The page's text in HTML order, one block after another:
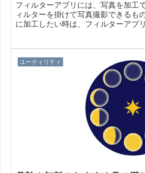
フィルターアプリには、写真を加工
ィルターを掛けて写真撮影できるも
に加工したい時は、フィルターアプ
ユーティリティ